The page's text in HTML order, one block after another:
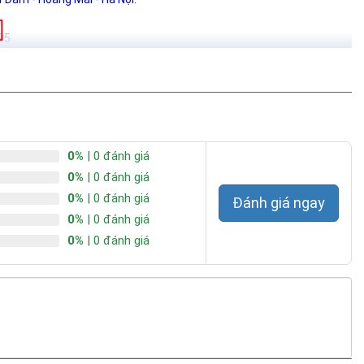
0% | 0 đánh giá
0% | 0 đánh giá
0% | 0 đánh giá
0% | 0 đánh giá
0% | 0 đánh giá
Đánh giá ngay